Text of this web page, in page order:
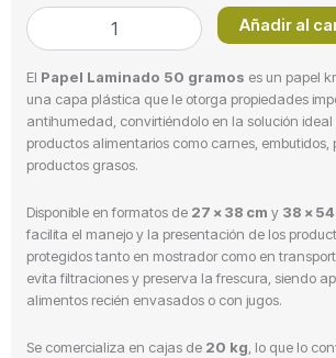
Papel
laminado
90gr
/
38x54
cantidad
Añadir al
El Papel Laminado 50 gramos es un papel
una capa plástica que le otorga propiedades
antihumedad, convirtiéndolo en la solución
productos alimentarios como carnes, embutidos,
productos grasos.
Disponible en formatos de 27 × 38 cm y 38 ×
facilita el manejo y la presentación de los
protegidos tanto en mostrador como en
evita filtraciones y preserva la frescura, siendo
alimentos recién envasados o con jugos.
Se comercializa en cajas de 20 kg , lo que lo